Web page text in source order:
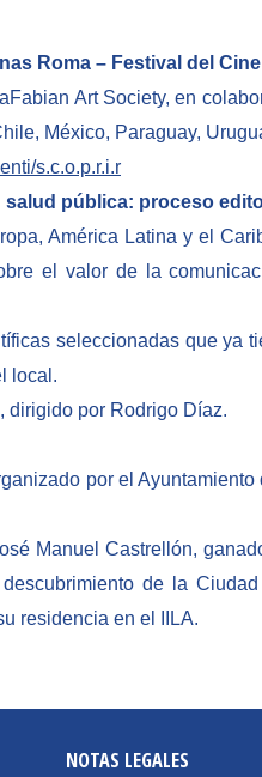
Roma – Festival del
Art Society, en
México, Paraguay,
s.c.o.p.r.i.r
pública: proceso
América Latina y el
el valor de la
seleccionadas que ya
local.
, dirigido por Rodrigo Díaz.
por el
Manuel Castrellón,
de la
residencia en el IILA.
NOTAS LEGALES